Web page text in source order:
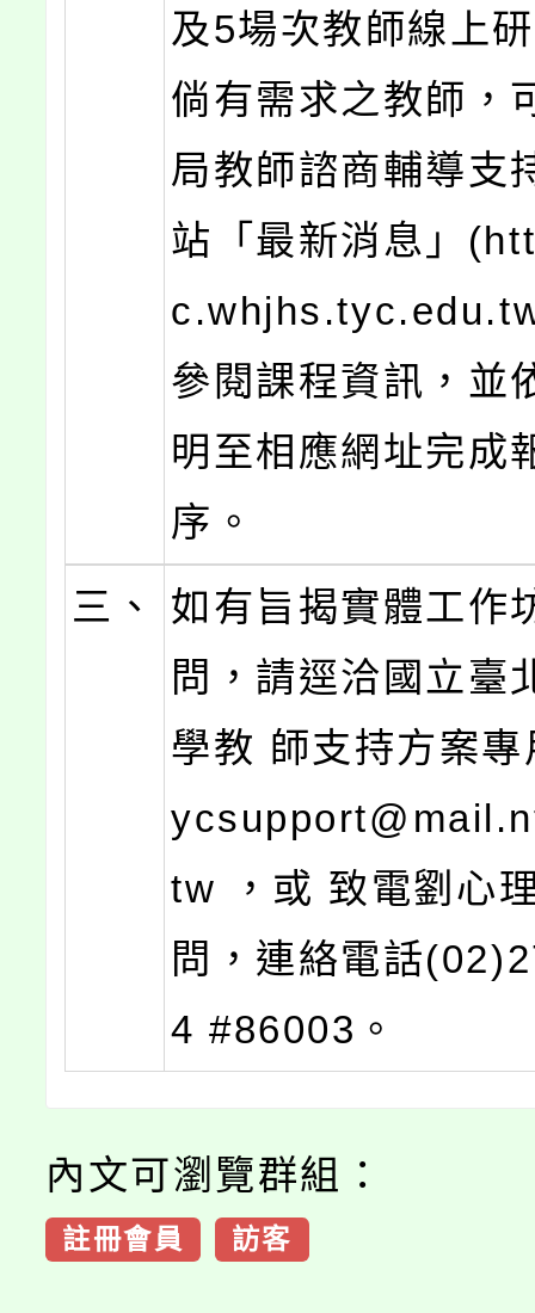
及5場次教師線上
倘有需求之教師，
局教師諮商輔導支
站「最新消息」
參閱課程資訊，並
明至相應網址完成
序。
三、
如有旨揭實體工作
問，請逕洽國立臺
學教 師支持方案
tw ，或 致電劉心
問，連絡電話
4 #86003。
內文可瀏覽群組：
註冊會員 訪客